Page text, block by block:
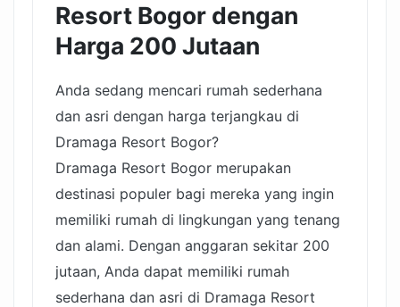
Resort Bogor dengan
Harga 200 Jutaan
Anda sedang mencari rumah sederhana
dan asri dengan harga terjangkau di
Dramaga Resort Bogor?
Dramaga Resort Bogor merupakan
destinasi populer bagi mereka yang ingin
memiliki rumah di lingkungan yang tenang
dan alami. Dengan anggaran sekitar 200
jutaan, Anda dapat memiliki rumah
sederhana dan asri di Dramaga Resort